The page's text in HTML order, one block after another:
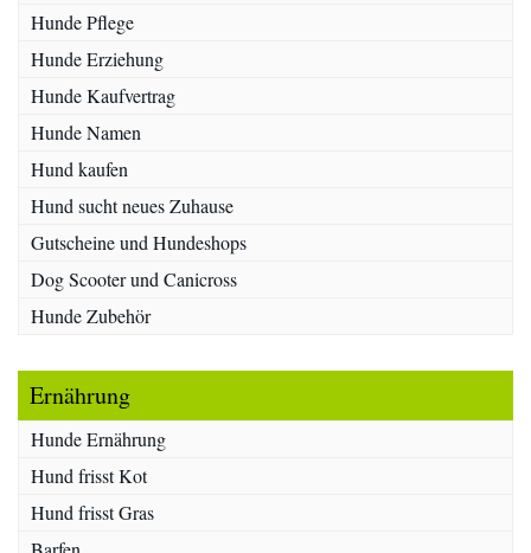
Hunde Pflege
Hunde Erziehung
Hunde Kaufvertrag
Hunde Namen
Hund kaufen
Hund sucht neues Zuhause
Gutscheine und Hundeshops
Dog Scooter und Canicross
Hunde Zubehör
Ernährung
Hunde Ernährung
Hund frisst Kot
Hund frisst Gras